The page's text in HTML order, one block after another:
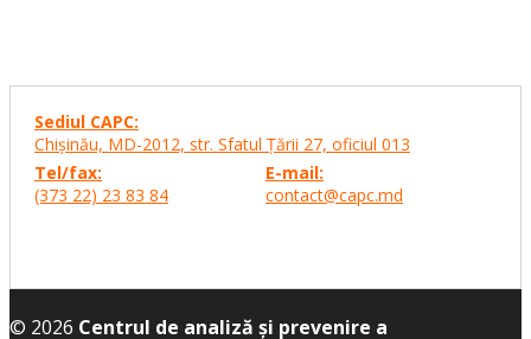
Sediul CAPC:
Chişinău, MD-2012, str. Sfatul Ţării 27, oficiul 013
Tel/fax:
(373 22) 23 83 84
E-mail:
contact@capc.md
© 2026 Centrul de analiză și prevenire a